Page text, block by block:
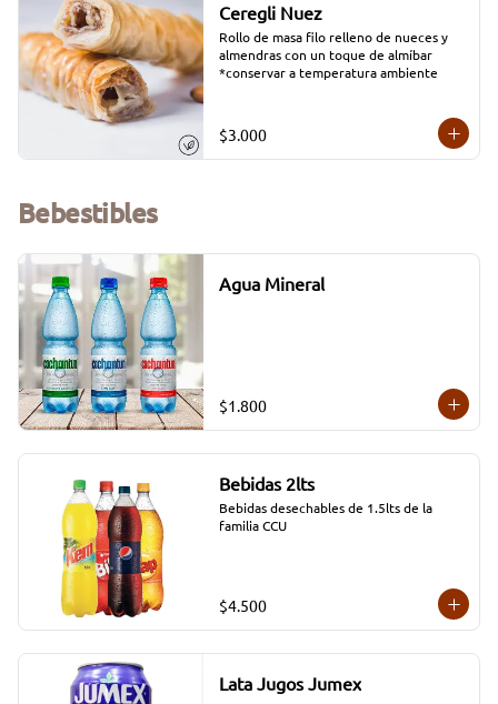
Ceregli Nuez
Rollo de masa filo relleno de nueces y
almendras con un toque de almíbar
*conservar a temperatura ambiente
$3.000
Bebestibles
Agua Mineral
$1.800
Bebidas 2lts
Bebidas desechables de 1.5lts de la
familia CCU
$4.500
Lata Jugos Jumex